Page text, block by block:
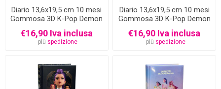
Diario 13,6x19,5 cm 10 mesi
Gommosa 3D K-Pop Demon
Hunters
€16,90 Iva inclusa
più spedizione
Diario 13,6x19,5 cm 10 mesi
Gommosa 3D K-Pop Demon
Hunters
€16,90 Iva inclusa
più spedizione